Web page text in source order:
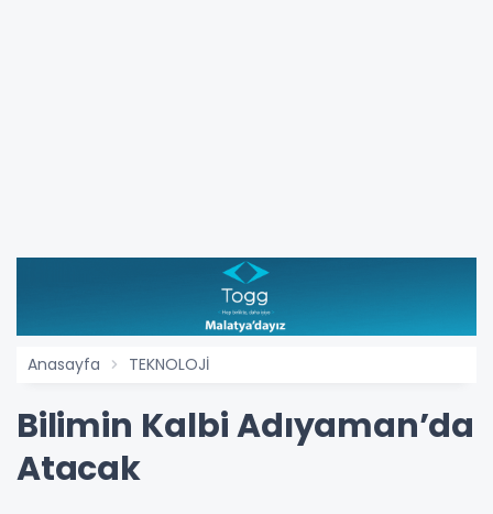
Anasayfa TEKNOLOJİ
Bilimin Kalbi Adıyaman’da
Atacak